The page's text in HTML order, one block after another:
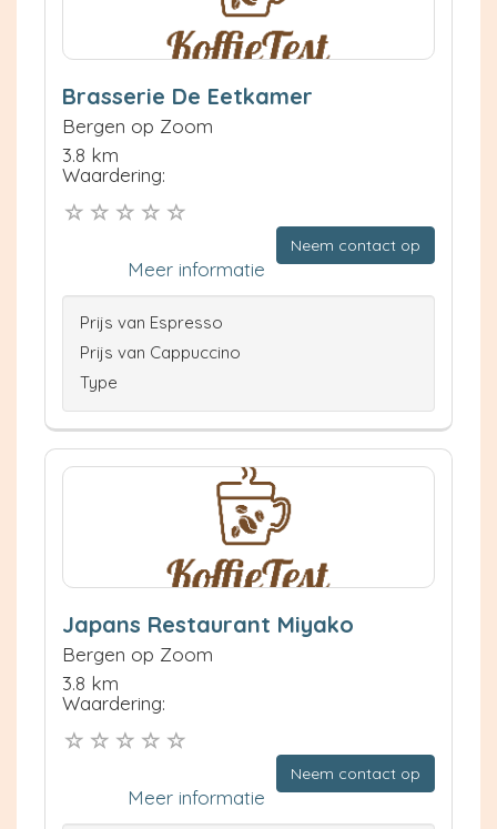
Brasserie De Eetkamer
Bergen op Zoom
3.8 km
Waardering:
Neem contact op
Meer informatie
Prijs van Espresso
Prijs van Cappuccino
Type
Japans Restaurant Miyako
Bergen op Zoom
3.8 km
Waardering:
Neem contact op
Meer informatie